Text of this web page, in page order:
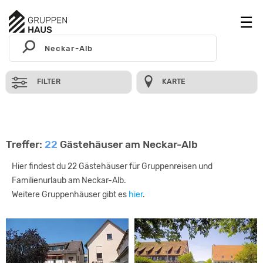
FILTER KARTE
Treffer: 22 Gästehäuser am Neckar-Alb
Hier findest du 22 Gästehäuser für Gruppenreisen und
Familienurlaub am Neckar-Alb.
Weitere Gruppenhäuser gibt es hier.